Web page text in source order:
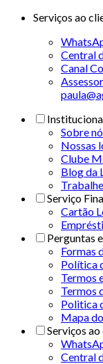
Serviços ao
Central
Canal
Sobre
Nossas
Clube
Blog da
Serviço
Cartão
Perguntas
Formas
Política
Termos
Termos
Politica
Mapa
Serviços
Central